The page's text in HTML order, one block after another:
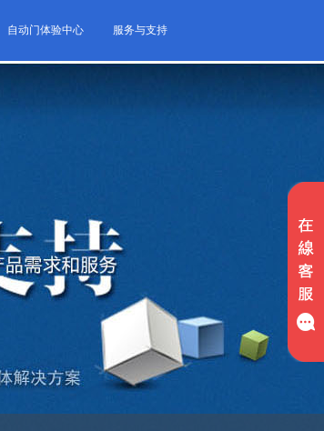
自动门体验中心 服务与支持